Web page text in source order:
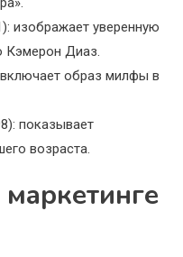
изображает уверенную
Кэмерон Диаз.
образ милфы в
показывает
возраста.